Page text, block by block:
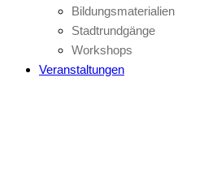
Bildungsmaterialien
Stadtrundgänge
Workshops
Veranstaltungen